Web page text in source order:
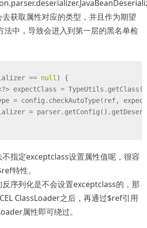
获取属性对应的类型，并且作为期望
中，导致会进入到第一层的黑名单检
== null ) {
expectClass =
= config.checkAutoType(ref,
=
指定exceptclass设置属性值呢，很容
特性。
序列化是不会设置exceptclass的，那
ClassLoader之后，再通过$ref引用
属性即可绕过。